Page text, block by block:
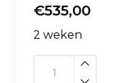
€535,00
2 weken